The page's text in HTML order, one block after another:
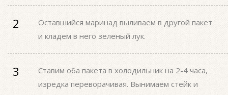
Оставшийся маринад выливаем в другой пакет
и кладем в него зеленый лук.
Ставим оба пакета в холодильник на 2-4 часа,
изредка переворачивая. Вынимаем стейк и